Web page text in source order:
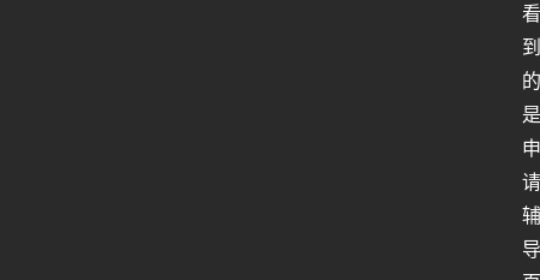
看
到
的
是
申
请
辅
导